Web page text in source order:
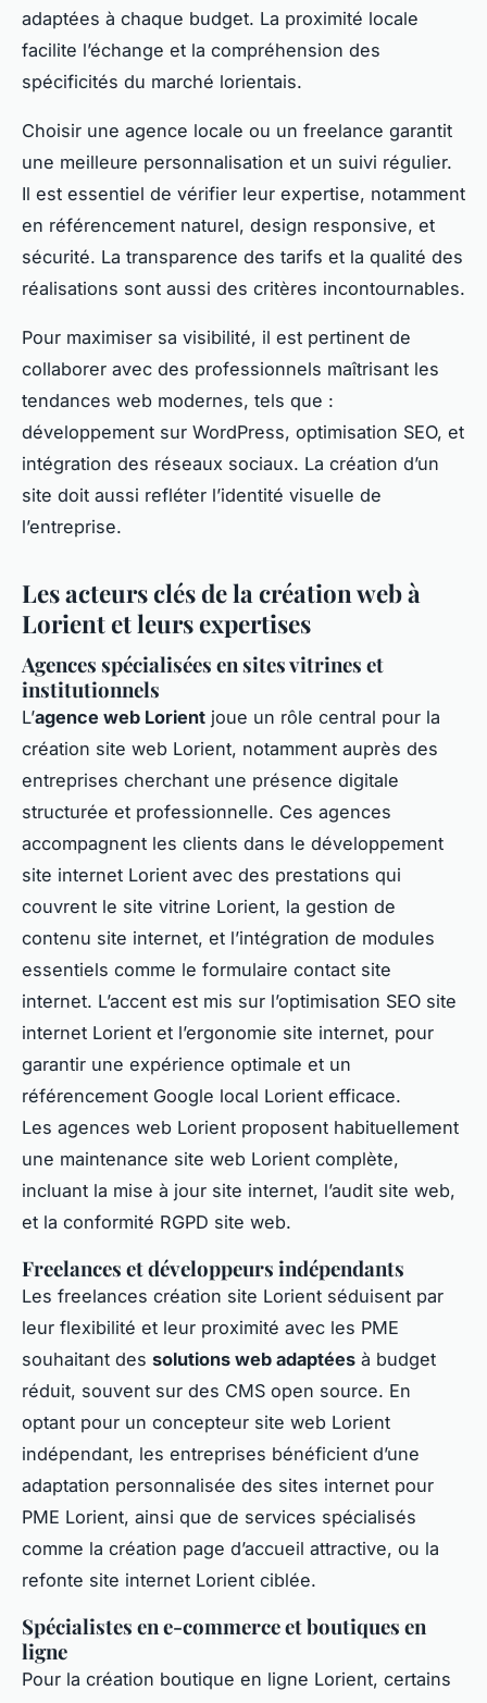
adaptées à chaque budget. La proximité locale
facilite l’échange et la compréhension des
spécificités du marché lorientais.
Choisir une agence locale ou un freelance garantit
une meilleure personnalisation et un suivi régulier.
Il est essentiel de vérifier leur expertise, notamment
en référencement naturel, design responsive, et
sécurité. La transparence des tarifs et la qualité des
réalisations sont aussi des critères incontournables.
Pour maximiser sa visibilité, il est pertinent de
collaborer avec des professionnels maîtrisant les
tendances web modernes, tels que :
développement sur WordPress, optimisation SEO, et
intégration des réseaux sociaux. La création d’un
site doit aussi refléter l’identité visuelle de
l’entreprise.
Les acteurs clés de la création web à
Lorient et leurs expertises
Agences spécialisées en sites vitrines et
institutionnels
L’agence web Lorient joue un rôle central pour la
création site web Lorient, notamment auprès des
entreprises cherchant une présence digitale
structurée et professionnelle. Ces agences
accompagnent les clients dans le développement
site internet Lorient avec des prestations qui
couvrent le site vitrine Lorient, la gestion de
contenu site internet, et l’intégration de modules
essentiels comme le formulaire contact site
internet. L’accent est mis sur l’optimisation SEO site
internet Lorient et l’ergonomie site internet, pour
garantir une expérience optimale et un
référencement Google local Lorient efficace.
Les agences web Lorient proposent habituellement
une maintenance site web Lorient complète,
incluant la mise à jour site internet, l’audit site web,
et la conformité RGPD site web.
Freelances et développeurs indépendants
Les freelances création site Lorient séduisent par
leur flexibilité et leur proximité avec les PME
souhaitant des solutions web adaptées à budget
réduit, souvent sur des CMS open source. En
optant pour un concepteur site web Lorient
indépendant, les entreprises bénéficient d’une
adaptation personnalisée des sites internet pour
PME Lorient, ainsi que de services spécialisés
comme la création page d’accueil attractive, ou la
refonte site internet Lorient ciblée.
Spécialistes en e-commerce et boutiques en
ligne
Pour la création boutique en ligne Lorient, certains